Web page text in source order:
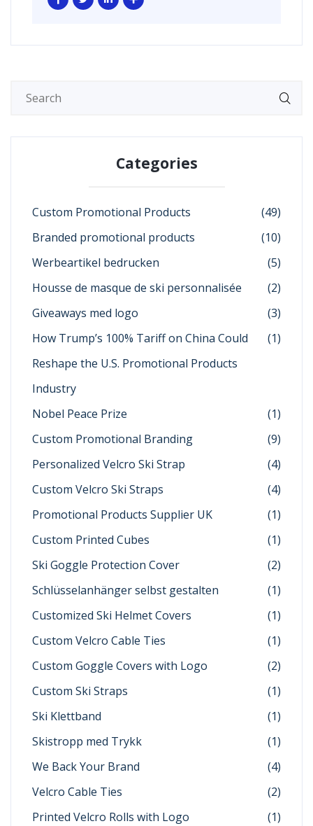
Categories
Custom Promotional Products
(49)
Branded promotional products
(10)
Werbeartikel bedrucken
(5)
Housse de masque de ski personnalisée
(2)
Giveaways med logo
(3)
How Trump’s 100% Tariff on China Could
Reshape the U.S. Promotional Products
Industry
(1)
Nobel Peace Prize
(1)
Custom Promotional Branding
(9)
Personalized Velcro Ski Strap
(4)
Custom Velcro Ski Straps
(4)
Promotional Products Supplier UK
(1)
Custom Printed Cubes
(1)
Ski Goggle Protection Cover
(2)
Schlüsselanhänger selbst gestalten
(1)
Customized Ski Helmet Covers
(1)
Custom Velcro Cable Ties
(1)
Custom Goggle Covers with Logo
(2)
Custom Ski Straps
(1)
Ski Klettband
(1)
Skistropp med Trykk
(1)
We Back Your Brand
(4)
Velcro Cable Ties
(2)
Printed Velcro Rolls with Logo
(1)